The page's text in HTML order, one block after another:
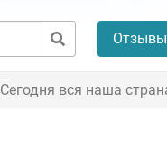
Отзывы
Сегодня вся наша